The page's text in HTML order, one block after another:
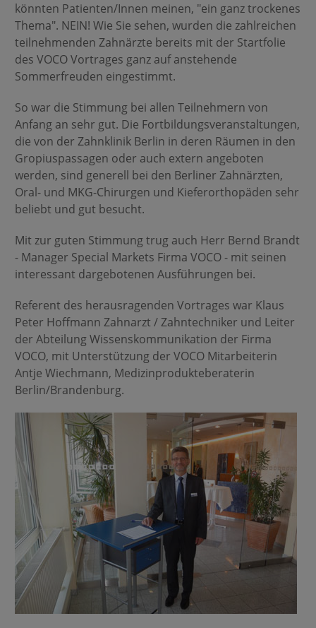
könnten Patienten/Innen meinen, "ein ganz trockenes
Thema". NEIN! Wie Sie sehen, wurden die zahlreichen
teilnehmenden Zahnärzte bereits mit der Startfolie
des VOCO Vortrages ganz auf anstehende
Sommerfreuden eingestimmt.
So war die Stimmung bei allen Teilnehmern von
Anfang an sehr gut. Die Fortbildungsveranstaltungen,
die von der Zahnklinik Berlin in deren Räumen in den
Gropiuspassagen oder auch extern angeboten
werden, sind generell bei den Berliner Zahnärzten,
Oral- und MKG-Chirurgen und Kieferorthopäden sehr
beliebt und gut besucht.
Mit zur guten Stimmung trug auch Herr Bernd Brandt
- Manager Special Markets Firma VOCO - mit seinen
interessant dargebotenen Ausführungen bei.
Referent des herausragenden Vortrages war Klaus
Peter Hoffmann Zahnarzt / Zahntechniker und Leiter
der Abteilung Wissenskommunikation der Firma
VOCO, mit Unterstützung der VOCO Mitarbeiterin
Antje Wiechmann, Medizinprodukteberaterin
Berlin/Brandenburg.